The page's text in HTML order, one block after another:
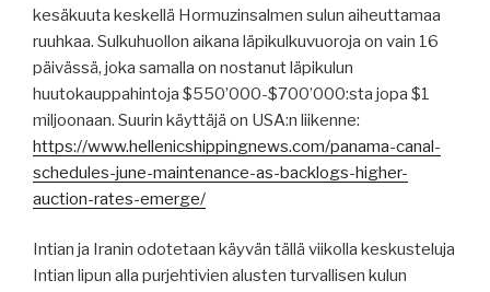
kesäkuuta keskellä Hormuzinsalmen sulun aiheuttamaa
ruuhkaa. Sulkuhuollon aikana läpikulkuvuoroja on vain 16
päivässä, joka samalla on nostanut läpikulun
huutokauppahintoja $550’000-$700’000:sta jopa $1
miljoonaan. Suurin käyttäjä on USA:n liikenne:
https://www.hellenicshippingnews.com/panama-canal-
schedules-june-maintenance-as-backlogs-higher-
auction-rates-emerge/
Intian ja Iranin odotetaan käyvän tällä viikolla keskusteluja
Intian lipun alla purjehtivien alusten turvallisen kulun